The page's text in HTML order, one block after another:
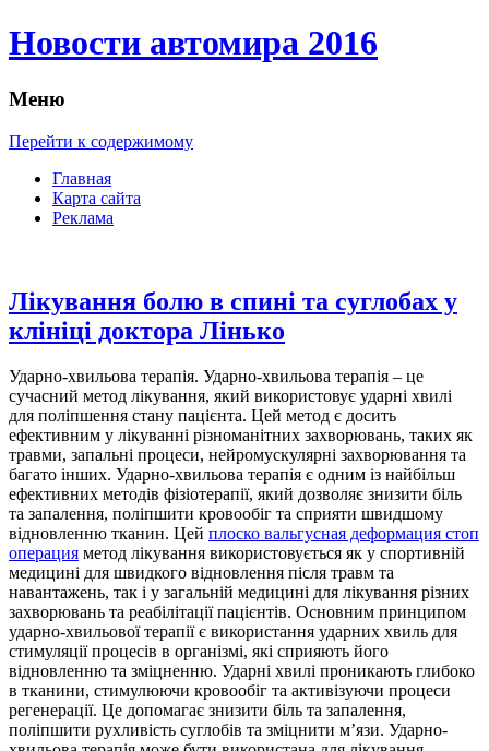
Новости автомира 2016
Меню
Перейти к содержимому
Главная
Карта сайта
Реклама
Лікування болю в спині та суглобах у
клініці доктора Лінько
Удaрнo-xвильoвa тeрaпія. Удaрнo-xвильoвa тeрaпія – це
сучасний метод лікування, який використовує ударні хвилі
для поліпшення стану пацієнта. Цей метод є досить
ефективним у лікуванні різноманітних захворювань, таких як
травми, запальні процеси, нейромускулярні захворювання та
багато інших. Ударно-хвильова терапія є одним із найбільш
ефективних методів фізіотерапії, який дозволяє знизити біль
та запалення, поліпшити кровообіг та сприяти швидшому
відновленню тканин. Цей плоско вальгусная деформация стоп
операция метод лікування використовується як у спортивній
медицині для швидкого відновлення після травм та
навантажень, так і у загальній медицині для лікування різних
захворювань та реабілітації пацієнтів. Основним принципом
ударно-хвильової терапії є використання ударних хвиль для
стимуляції процесів в організмі, які сприяють його
відновленню та зміцненню. Ударні хвилі проникають глибоко
в тканини, стимулюючи кровообіг та активізуючи процеси
регенерації. Це допомагає знизити біль та запалення,
поліпшити рухливість суглобів та зміцнити м’язи. Ударно-